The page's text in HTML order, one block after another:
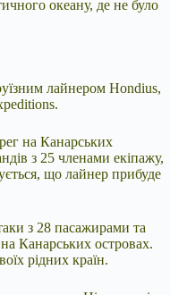
океану, де не було
лайнером Hondius,
на Канарських
з 25 членами екіпажу,
що лайнер прибуде
з 28 пасажирами та
Канарських островах.
рідних країн.